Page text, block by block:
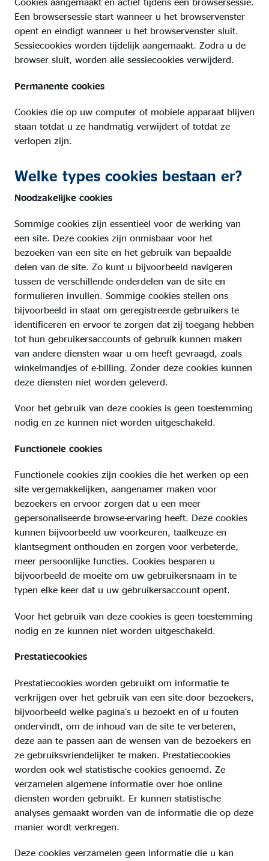
Een browsersessie start wanneer u het browservenster
opent en eindigt wanneer u het browservenster sluit.
Sessiecookies worden tijdelijk aangemaakt. Zodra u de
browser sluit, worden alle sessiecookies verwijderd.
Permanente cookies
Cookies die op uw computer of mobiele apparaat blijven
staan totdat u ze handmatig verwijdert of totdat ze
verlopen zijn.
Welke types cookies bestaan er?
Noodzakelijke cookies
Sommige cookies zijn essentieel voor de werking van
een site. Deze cookies zijn onmisbaar voor het
bezoeken van een site en het gebruik van bepaalde
delen van de site. Zo kunt u bijvoorbeeld navigeren
tussen de verschillende onderdelen van de site en
formulieren invullen. Sommige cookies stellen ons
bijvoorbeeld in staat om geregistreerde gebruikers te
identificeren en ervoor te zorgen dat zij toegang hebben
tot hun gebruikersaccounts of gebruik kunnen maken
van andere diensten waar u om heeft gevraagd, zoals
winkelmandjes of e-billing. Zonder deze cookies kunnen
deze diensten niet worden geleverd.
Voor het gebruik van deze cookies is geen toestemming
nodig en ze kunnen niet worden uitgeschakeld.
Functionele cookies
Functionele cookies zijn cookies die het werken op een
site vergemakkelijken, aangenamer maken voor
bezoekers en ervoor zorgen dat u een meer
gepersonaliseerde browse-ervaring heeft. Deze cookies
kunnen bijvoorbeeld uw voorkeuren, taalkeuze en
klantsegment onthouden en zorgen voor verbeterde,
meer persoonlijke functies. Cookies besparen u
bijvoorbeeld de moeite om uw gebruikersnaam in te
typen elke keer dat u uw gebruikersaccount opent.
Voor het gebruik van deze cookies is geen toestemming
nodig en ze kunnen niet worden uitgeschakeld.
Prestatiecookies
Prestatiecookies worden gebruikt om informatie te
verkrijgen over het gebruik van een site door bezoekers,
bijvoorbeeld welke pagina’s u bezoekt en of u fouten
ondervindt, om de inhoud van de site te verbeteren,
deze aan te passen aan de wensen van de bezoekers en
ze gebruiksvriendelijker te maken. Prestatiecookies
worden ook wel statistische cookies genoemd. Ze
verzamelen algemene informatie over hoe online
diensten worden gebruikt. Er kunnen statistische
analyses gemaakt worden van de informatie die op deze
manier wordt verkregen.
Deze cookies verzamelen geen informatie die u kan